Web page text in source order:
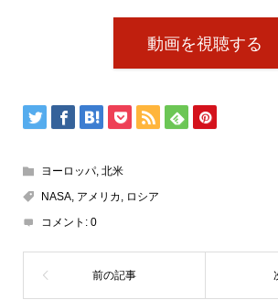
動画を視聴する
ヨーロッパ, 北米
NASA, アメリカ
ロシア
コメント: 0